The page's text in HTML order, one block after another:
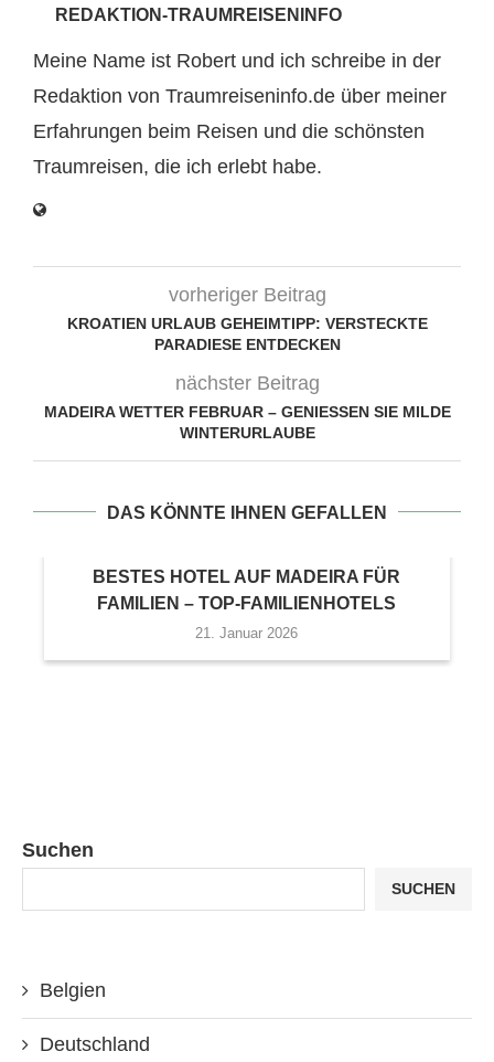
REDAKTION-TRAUMREISENINFO
Meine Name ist Robert und ich schreibe in der
Redaktion von Traumreiseninfo.de über meiner
Erfahrungen beim Reisen und die schönsten
Traumreisen, die ich erlebt habe.
vorheriger Beitrag
KROATIEN URLAUB GEHEIMTIPP: VERSTECKTE
PARADIESE ENTDECKEN
nächster Beitrag
MADEIRA WETTER FEBRUAR – GENIESSEN SIE MILDE W
INTERURLAUBE
DAS KÖNNTE IHNEN GEFALLEN
BESTES HOTEL AUF MADEIRA FÜR
FAMILIEN – TOP-FAMILIENHOTELS
21. Januar 2026
Suchen
SUCHEN
Belgien
Deutschland